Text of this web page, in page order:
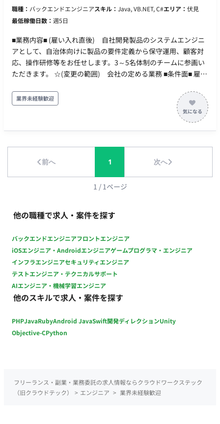
時給：2,000円 ■月額：236,000円～245,000円（基本給220,000
円～224,000円等を含む/月） ※キャリア・スキル・希望を考慮
喫煙対策：あり（確認中） 福利厚生・待遇：通勤手当、家族手
当、住宅手当、健康保険、厚生年金保険、雇用保険、労災保
険、退職金制度 ＜各手当・制度補足＞ 通勤手当：実費支給 家
族手当：扶養家族の人数に応じて、3,000～20,000円 住宅手
保険完備 退職金制度：確定拠出年金または前払い退職金のいず
れかを選択 社内研修、社外研修 規定資格の受験料補助および合
職種： バックエンドエンジニアスキル： Java, VB.NET, C#エリア： 伏見
最低稼働日数： 週5日
■業務内容■ (雇い入れ直後) 自社開発製品のシステムエンジニ
アとして、自治体向けに製品の要件定義から保守運用、顧客対
応、操作研修等をお任せします。3～5名体制のチームに参画い
ただきます。 ☆(変更の範囲) 会社の定める業務 ■条件面■ 雇用
予定 試用期間：紹介予定派遣のためなし 休日・休暇：完全週休
2日制（休日は土日祝日） 年間有給休暇10日～20日（下限日数
は、入社半年経過後の付与日数となります） 年間休日日数122
日 年末年始、年次有給、産前産後、育児休業／育児短時間勤
ートワーク：入社後1か月程度は出社、以降は週2～3日程度の
在宅勤務可能 転籍・出向： 勤務地(雇入直後)：東海支店（愛知
県名古屋市中区） ☆勤務地(変更の範囲)：会社の定める場所 稼
有 年収：410万円～420万円 ■賃金形態：月給制(派遣期間時は
時給制) ■派遣期間時時給：1,900円 ■月額：236,000円～
ャリア・スキル・希望を考慮の上決定 昇給：あり 賞与：あり
加入保険：社会保険完備 受動喫煙対策：あり（確認中） 福利厚
生・待遇：通勤手当、家族手当、住宅手当、健康保険、厚生年
金保険、雇用保険、労災保険、退職金制度 ＜各手当・制度補足
＞ 通勤手当：実費支給 家族手当：扶養家族の人数に応じて、
3,000～20,000円 住宅手当：家賃等の額に応じて6,000～
金または前払い退職金のいずれかを選択 社内研修、社外研修 規
定資格の受験料補助および合格時に報奨金
業界未経験歓迎
前へ 1 次へ
1 / 1ページ
他の職種で求人・案件を探す
バックエンドエンジニアフロントエンジニア
iOSエンジニア・Androidエンジニアゲームプログラマ・エンジニア
インフラエンジニアセキュリティエンジニア
テストエンジニア・テクニカルサポート
AIエンジニア・機械学習エンジニア
他のスキルで求人・案件を探す
PHPJavaRubyAndroid JavaSwift開発ディレクションUnity
Objective-CPython
フリーランス・副業・業務委託の求人情報ならクラウドワークステック
（旧クラウドテック）
> エンジニア > 業界未経験歓迎